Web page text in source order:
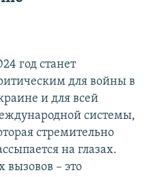
год станет
для войны в
и для всей
системы,
стремительно
на глазах.
– это